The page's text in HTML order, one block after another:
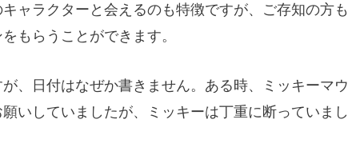
ャラクターと会えるのも特徴ですが、ご存知の方も
もらうことができます。
、日付はなぜか書きません。ある時、ミッキーマウ
いしていましたが、ミッキーは丁重に断っていまし